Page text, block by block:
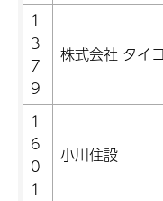
1
3
7
9
株式会社 タイ
1
6
0
1
小川住設